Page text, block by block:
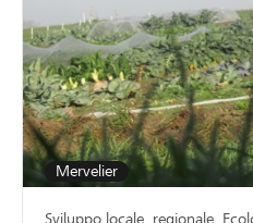
Mervelier
Sviluppo locale, regionale,